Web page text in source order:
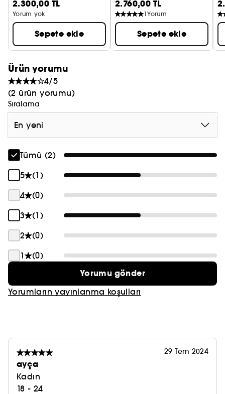
2.300,00 TL
Yorum yok
Sepete ekle
2.760,00 TL
1Yorum
Sepete ekle
Ürün yorumu
4/5
(2 ürün yorumu)
Sıralama
En yeni
Tümü (2)
5
(1)
4
(0)
3
(1)
2
(0)
1
(0)
Yorumu gönder
Yorumların yayınlanma koşulları
29 Tem 2024
ayça
Kadın
18 - 24